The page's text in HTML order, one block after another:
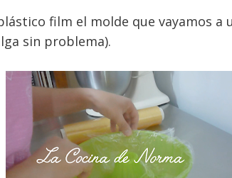
film el molde que vayamos a
sin problema).